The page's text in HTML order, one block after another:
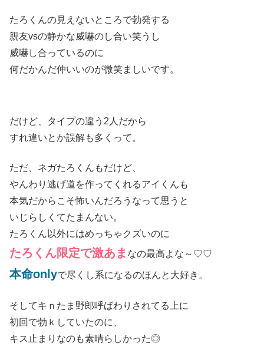
たろくんの見えないところで勃発する
親友vsの静かな威嚇のし合い笑うし
威嚇し合っているのに
何だかんだ仲いいのが微笑ましいです。
だけど、タイプの違う2人だから
すれ違いとか誤解も多くって。
ただ、ネガたろくんもだけど、
やんわり逃げ道を作ってくれるアイくんも
本気だからこそ怖いんだろうなって思うと
いじらしくてたまんない。
たろくん以外にはめっちゃクズいのに
たろくん限定で激あま なの最高よな～♡♡
本命onlyで尽くし系になるのほんと大好き。
そしてキｎたま野郎呼ばわりされてる上に
初回で勃ｋしていたのに、
キス止まりなのも素晴らしかった◎